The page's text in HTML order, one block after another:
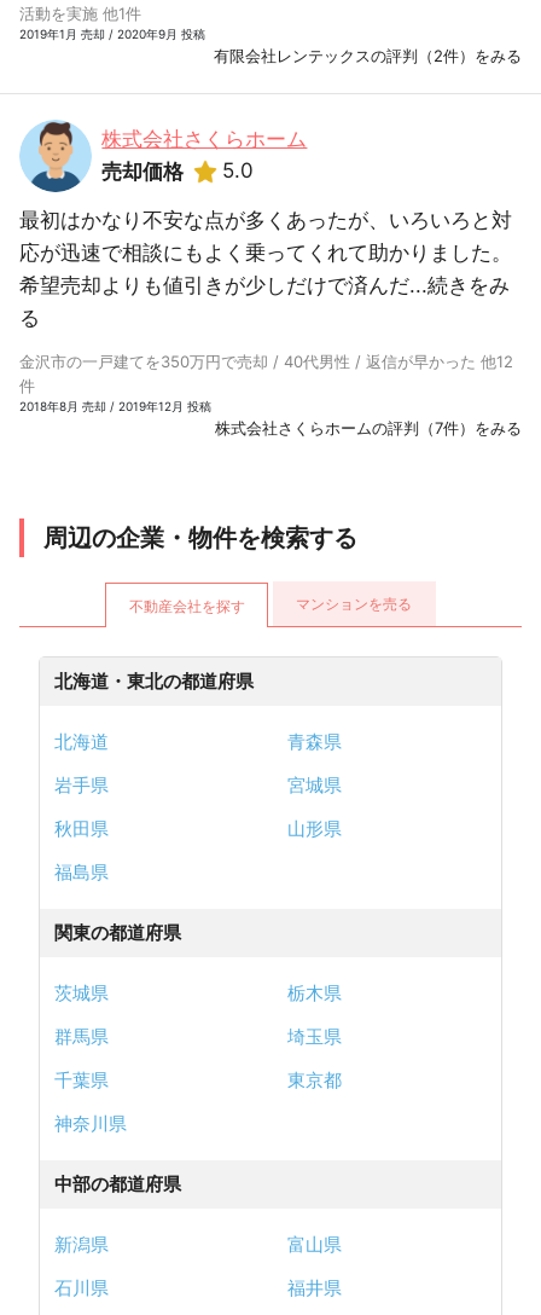
活動を実施 他1件
2019年1月 売却 / 2020年9月 投稿
有限会社レンテックスの評判（2件）をみる
株式会社さくらホーム
売却価格
5.0
最初はかなり不安な点が多くあったが、いろいろと対
応が迅速で相談にもよく乗ってくれて助かりました。
希望売却よりも値引きが少しだけで済んだ...続きをみ
る
金沢市の一戸建てを350万円で売却 / 40代男性 / 返信が早かった 他12
件
2018年8月 売却 / 2019年12月 投稿
株式会社さくらホームの評判（7件）をみる
周辺の企業・物件を検索する
不動産会社を探す マンションを売る
北海道・東北の都道府県
北海道
青森県
岩手県
宮城県
秋田県
山形県
福島県
関東の都道府県
茨城県
栃木県
群馬県
埼玉県
千葉県
東京都
神奈川県
中部の都道府県
新潟県
富山県
石川県
福井県